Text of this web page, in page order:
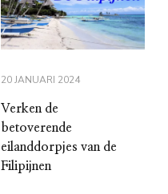
20 JANUARI 2024
Verken de
betoverende
eilanddorpjes van de
Filipijnen